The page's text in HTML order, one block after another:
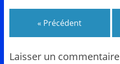
« Précédent
Laisser un commentaire